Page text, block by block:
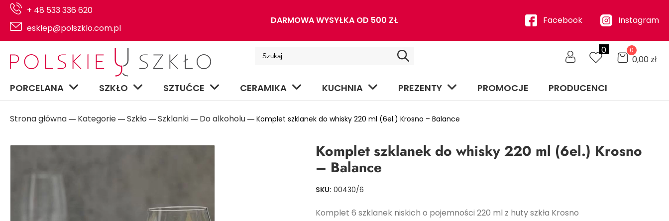
+ 48 533 336 620
esklep@polszklo.com.pl
DARMOWA WYSYŁKA OD 500 ZŁ Facebook Instagram
0 0
0,00 zł
PORCELANA SZKŁO SZTUĆCE CERAMIKA KUCHNIA PREZENTY PROMOCJE PRODUCENCI
Strona główna ― Kategorie ― Szkło ― Szklanki ― Do alkoholu ― Komplet szklanek do whisky 220 ml (6el.) Krosno – Balance
Komplet szklanek do whisky 220 ml (6el.) Krosno
– Balance
SKU: 00430/6
Komplet 6 szklanek niskich o pojemności 220 ml z huty szkła Krosno